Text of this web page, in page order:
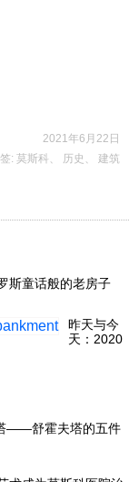
2021年6月22日
: 莫斯科 、 历史 、 建筑
斯童话般的老房子
昨天与今
天：2020
——舒霍夫塔的五件